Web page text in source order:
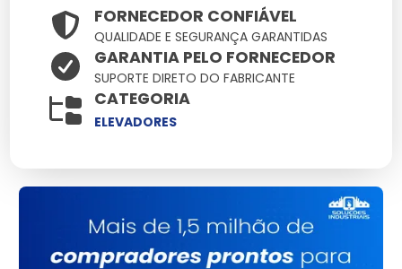
Especificações Técnicas
Dimensões
(cm)
Peso
(kg)
Material
Capacidade
(kg)
Potência
200x150x250
1500 Aço Inox
Benefícios
Durabilidade:Fabricado com materiais robustos,
prolongando a vida útil.
Segurança:Sistemas de segurança avançados
FORNECEDOR CONFIÁVEL
QUALIDADE E SEGURANÇA GARANTIDAS
GARANTIA PELO FORNECEDOR
SUPORTE DIRETO DO FABRICANTE
CATEGORIA
ELEVADORES